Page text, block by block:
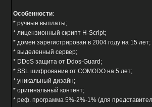
Особенности:
* ручные выплаты;
* лицензионный скрипт H-Script;
* домен зарегистрирован в 2004 году на 15 лет;
* выделенный сервер;
* DDoS защита от Ddos-Guard;
* SSL шифрование от COMODO на 5 лет;
* уникальный дизайн;
* оригинальный контент;
* реф. программа 5%-2%-1% (для